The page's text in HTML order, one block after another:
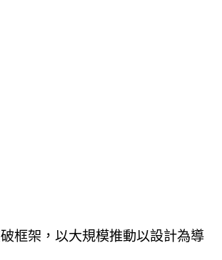
框架，以大規模推動以設計為導